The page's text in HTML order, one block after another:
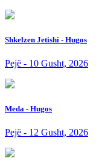
Shkelzen Jetishi - Hugos
Pejë - 10 Gusht, 2026
Meda - Hugos
Pejë - 12 Gusht, 2026